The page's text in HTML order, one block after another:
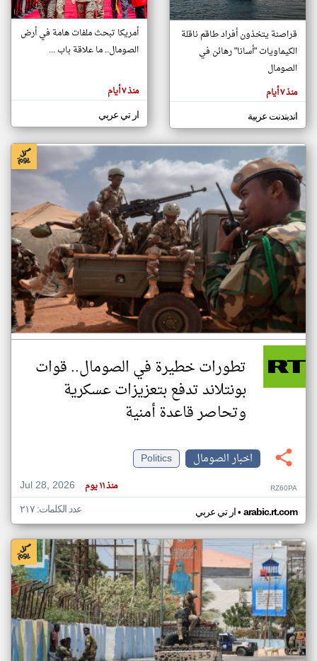
تغيير الدولة
اخبار الصومال على مدار الساعة
أهم اخبار الصومال العاجلة والمباشرة
المقالات
هنا عن
وجهة
كاتبيها.
قراصنة يتخذون أفراد طاقم ناقلة
الكيماويات "أسانا" رهائن في
الصومال
منذ ٧ أيام
اندبندنت عربية
أمريكا تبحث ملفات هامة في أرض
الصومال.. ما علاقة باب ...
منذ ٧ أيام
ار تي عربي
تطورات خطيرة في الصومال.. قوات
بونتلاند تدفع بتعزيزات عسكرية
وتحاصر قاعدة أمنية
اخبار الصومال
Politics
Jul 28, 2026
منذ ١١ يوم RZ60PA
ار تي عربي• arabic.rt.com عدد الكلمات: ٢١٧
klyoum.com